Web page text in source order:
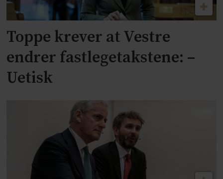
Toppe krever at Vestre
endrer fastlegetakstene: –
Uetisk